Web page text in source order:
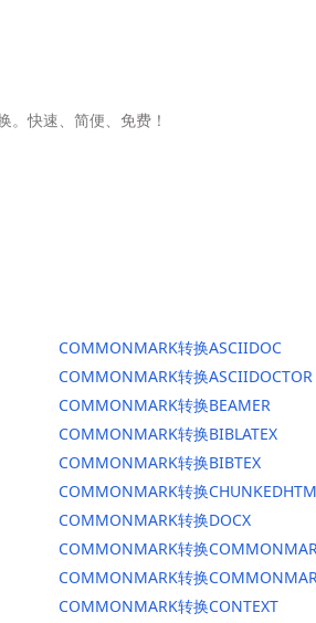
快速、简便、免费！
COMMONMARK转换ASCIIDOC
COMMONMARK转换ASCIIDOCTOR
COMMONMARK转换BEAMER
COMMONMARK转换BIBLATEX
COMMONMARK转换BIBTEX
COMMONMARK转换
COMMONMARK转换DOCX
COMMONMARK转换
COMMONMARK转换
COMMONMARK转换CONTEXT